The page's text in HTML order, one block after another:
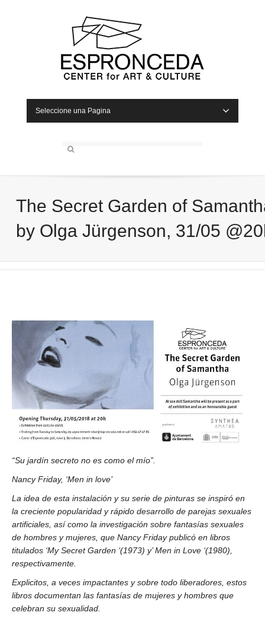
Seleccione una Pagina
The Secret Garden of
by Olga Jürgenson, 31/05
“Su jardín secreto no es como el mío”.
Nancy Friday, ‘Men in love’
La idea de esta instalación y su serie de pinturas se inspiró en
la creciente popularidad y rápido desarrollo de parejas sexuales
artificiales, así como la investigación sobre fantasías sexuales
de hombres y mujeres, que Nancy Friday publicó en libros
titulados ‘My Secret Garden ‘(1973) y’ Men in Love ‘(1980),
respectivamente.
Explicitos, a veces impactantes y sobre todo liberadores, estos
libros documentan las fantasías de mujeres y hombres que
celebran su sexualidad.